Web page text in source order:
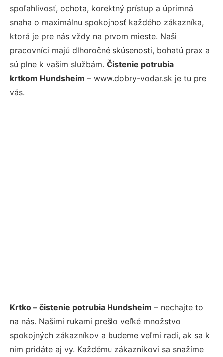
spoľahlivosť, ochota, korektný prístup a úprimná
snaha o maximálnu spokojnosť každého zákazníka,
ktorá je pre nás vždy na prvom mieste. Naši
pracovníci majú dlhoročné skúsenosti, bohatú prax a
sú plne k vašim službám. Čistenie potrubia
krtkom Hundsheim – www.dobry-vodar.sk je tu pre
vás.
Krtko – čistenie potrubia Hundsheim – nechajte to
na nás. Našimi rukami prešlo veľké množstvo
spokojných zákazníkov a budeme veľmi radi, ak sa k
nim pridáte aj vy. Každému zákazníkovi sa snažíme